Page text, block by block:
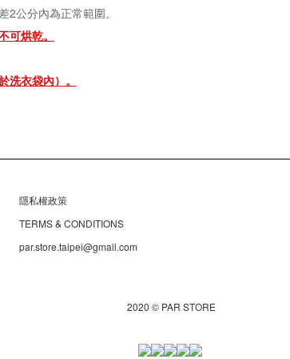
2公分內為正常範圍。
可烘乾。
洗衣袋內）。
隱私權政策
TERMS & CONDITIONS
par.store.taipei@gmail.com
2020 © PAR STORE